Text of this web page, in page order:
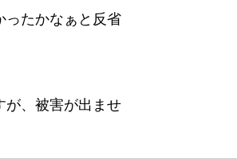
ったかなぁと反省
が、被害が出ませ